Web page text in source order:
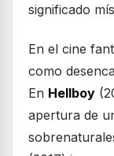
significado
En el cine
como
En Hellboy
apertura de